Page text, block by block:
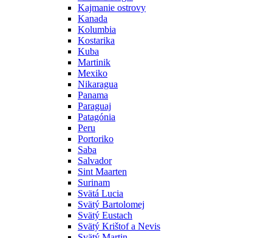
Kajmanie ostrovy
Kanada
Kolumbia
Kostarika
Kuba
Martinik
Mexiko
Nikaragua
Panama
Paraguaj
Patagónia
Peru
Portoriko
Saba
Salvador
Sint Maarten
Surinam
Svätá Lucia
Svätý Bartolomej
Svätý Eustach
Svätý Krištof a Nevis